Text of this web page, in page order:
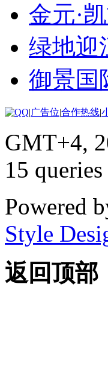
金元·
绿地迎
御景国
|广告位|合作热线|
GMT+4,
15 queries
Powered
Style
返回顶部